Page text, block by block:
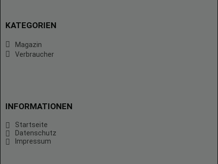
KATEGORIEN
Magazin
Verbraucher
INFORMATIONEN
Startseite
Datenschutz
Impressum